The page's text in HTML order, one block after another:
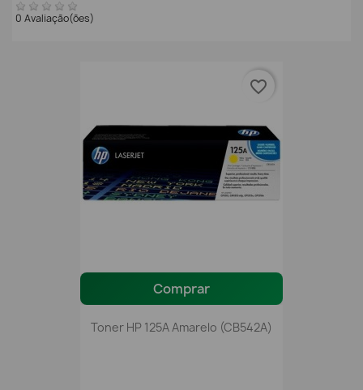
0 Avaliação(ões)
Comprar
Toner HP 125A Amarelo (CB542A)
favorite_border